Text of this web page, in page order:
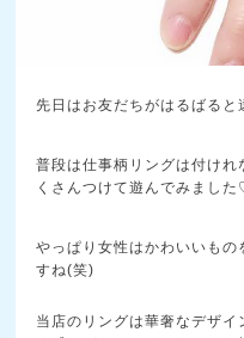
先日はお友だちがはるばる
普段は仕事柄リングは付け
くさんつけて遊んでみまし
やっぱり女性はかわいいもの
すね(笑)
当店のリングは華奢なデザ